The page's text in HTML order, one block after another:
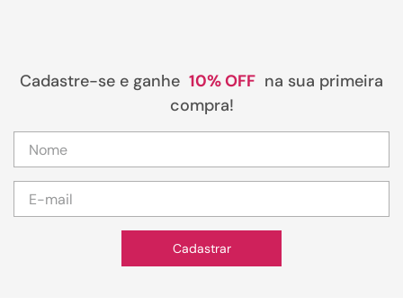
Cadastre-se e ganhe 10% OFF na sua primeira
compra!
Cadastrar